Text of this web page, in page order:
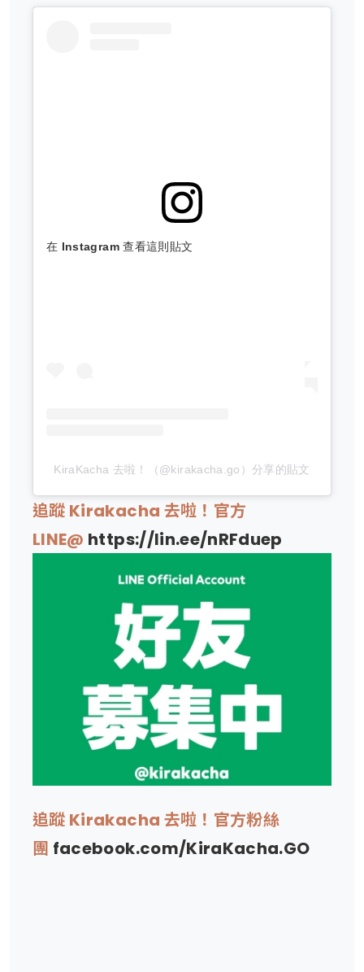
在 Instagram 查看這則貼文
KiraKacha 去啦！（@kirakacha.go）分享的貼文
追蹤 Kirakacha 去啦！官方
LINE@ https://lin.ee/nRFduep
追蹤 Kirakacha 去啦！官方粉絲
團 facebook.com/KiraKacha.GO